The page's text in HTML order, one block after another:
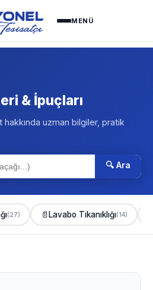
MENÜ
& İpuçları
uzman bilgiler, pratik
🔍 Ara
(27) 📄Lavabo Tıkanıklığı(14)